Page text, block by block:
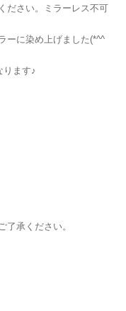
ださい。ミラーレス不可
ーに染め上げました(*^^
ります♪
承ください。